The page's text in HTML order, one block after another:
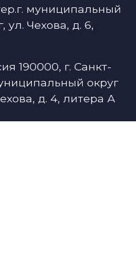
муниципальный
ул. Чехова, д. 6,
190000, г. Санкт-
округ
д. 4, литера А